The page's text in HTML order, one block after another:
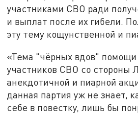
участниками СВО ради
и выплат после их гибели.
эту тему кощунственной и
«Тема "чёрных вдов"
участников СВО со стороны
анекдотичной и пиарной
данная партия уж не знает,
себе в повестку, лишь бы